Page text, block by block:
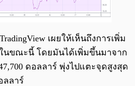
เผยให้เห็นถึงการเพิ่ม
นขณะนี้ โดยมันได้เพิ่มขึ้นมาจาก
ดอลลาร์ พุ่งไปแตะจุดสูงสุด
ลลาร์